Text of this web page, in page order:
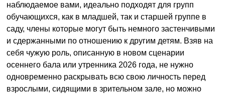
наблюдаемое вами, идеально подходят для групп
обучающихся, как в младшей, так и старшей группе в
саду, члены которые могут быть немного застенчивыми
и сдержанными по отношению к другим детям. Взяв на
себя чужую роль, описанную в новом сценарии
осеннего бала или утренника 2026 года, не нужно
одновременно раскрывать всю свою личность перед
взрослыми, сидящими в зрительном зале, но можно